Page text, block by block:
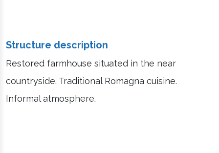
Structure description
Restored farmhouse situated in the near
countryside. Traditional Romagna cuisine.
Informal atmosphere.